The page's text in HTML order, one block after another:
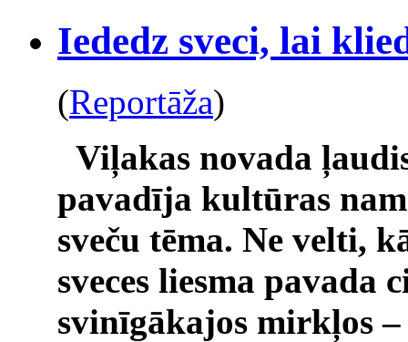
Iededz sveci, lai
(Reportāža)
Viļakas novada
pavadīja kultūras
sveču tēma. Ne velti,
sveces liesma pavada
svinīgākajos mirkļos